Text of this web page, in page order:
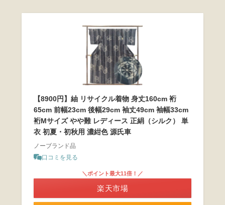
【8900円】紬 リサイクル着物 身丈160cm 裄
65cm 前幅23cm 後幅29cm 袖丈49cm 袖幅33cm
裄Mサイズ やや難 レディース 正絹（シルク） 単
衣 初夏・初秋用 濃紺色 源氏車
ノーブランド品
口コミを見る
＼ポイント最大11倍！／
楽天市場